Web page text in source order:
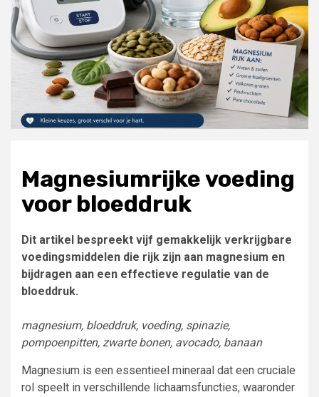
Magnesiumrijke voeding
voor bloeddruk
Dit artikel bespreekt vijf gemakkelijk verkrijgbare
voedingsmiddelen die rijk zijn aan magnesium en
bijdragen aan een effectieve regulatie van de
bloeddruk.
magnesium, bloeddruk, voeding, spinazie,
pompoenpitten, zwarte bonen, avocado, banaan
Magnesium is een essentieel mineraal dat een cruciale
rol speelt in verschillende lichaamsfuncties, waaronder